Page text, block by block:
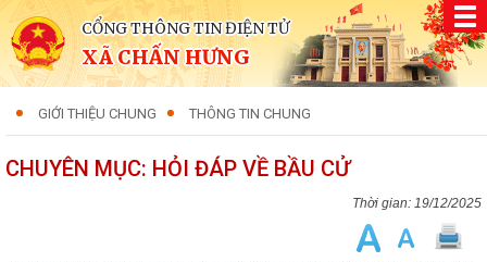
CỔNG THÔNG TIN ĐIỆN TỬ
XÃ CHẤN HƯNG
GIỚI THIỆU CHUNG THÔNG TIN CHUNG
CHUYÊN MỤC: HỎI ĐÁP VỀ BẦU CỬ
19/12/2025